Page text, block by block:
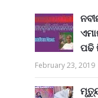
ପଢି
February 23, 2019